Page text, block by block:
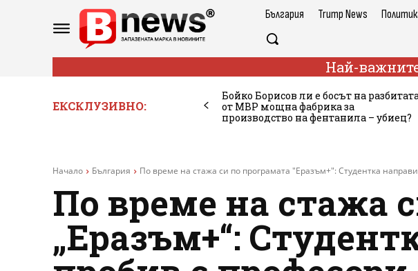
България Trump News
Най-
ЕКСКЛУЗИВНО:
Бойко Борисов ли е босът на
от МВР мощна фабрика за
производство на фентанила – убиец?
Начало България По време на стажа си по програмата "Еразъм+": Студентка
По време на стажа
„Еразъм+“: